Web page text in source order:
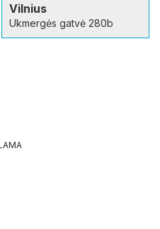
Vilnius
Ukmergės gatvė 280b